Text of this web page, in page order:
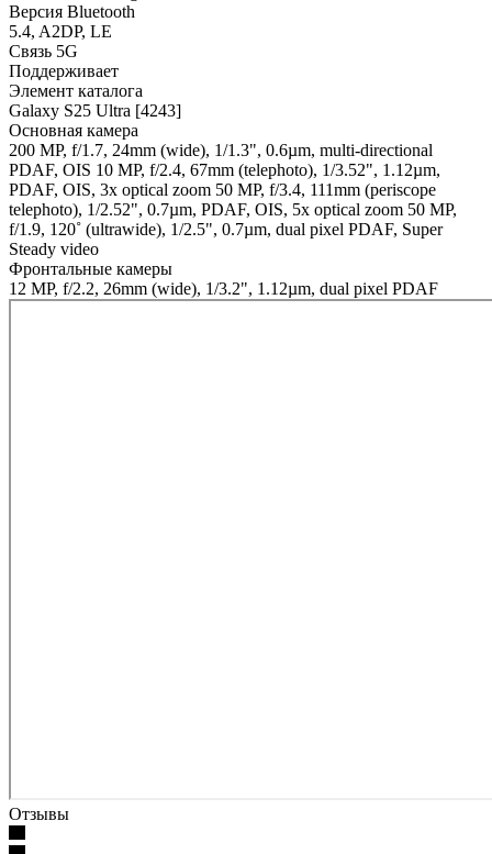
Версия Bluetooth
5.4, A2DP, LE
Связь 5G
Поддерживает
Элемент каталога
Galaxy S25 Ultra [4243]
Основная камера
200 MP, f/1.7, 24mm (wide), 1/1.3", 0.6µm, multi-directional
PDAF, OIS 10 MP, f/2.4, 67mm (telephoto), 1/3.52", 1.12µm,
PDAF, OIS, 3x optical zoom 50 MP, f/3.4, 111mm (periscope
telephoto), 1/2.52", 0.7µm, PDAF, OIS, 5x optical zoom 50 MP,
f/1.9, 120˚ (ultrawide), 1/2.5", 0.7µm, dual pixel PDAF, Super
Steady video
Фронтальные камеры
12 MP, f/2.2, 26mm (wide), 1/3.2", 1.12µm, dual pixel PDAF
Отзывы